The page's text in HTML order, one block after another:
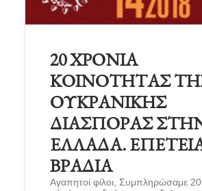
20 ΧΡΟΝΙΑ
ΚΟΙΝΟΤΗΤΑΣ
ΟΥΚΡΑΝΙΚΗΣ
ΔΙΑΣΠΟΡΑΣ
ΕΛΛΑΔΑ.
ΒΡΑΔΙΑ
Αγαπητοί φίλοι, Συμπληρώσαμε 20